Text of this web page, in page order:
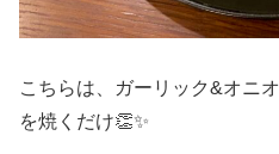
こちらは、ガーリック&オニ
を焼くだけ👏✨